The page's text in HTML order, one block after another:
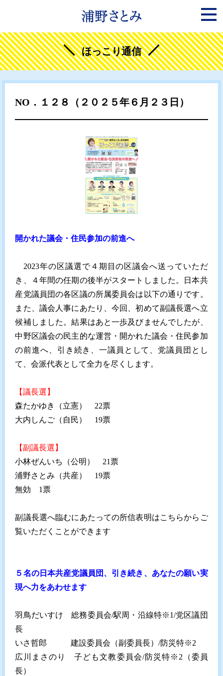
ほっこり通信
NO．１２８（２０２５年６月２３日）
開かれた議会・住民参加の前進へ
2023年の区議選で４期目の区議会へ送っていただ
き、４年間の任期の後半がスタートしました。日本共
産党議員団の各区議の所属委員会は以下の通りです。
また、議会人事にあたり、今回、初めて副議長選へ立
候補しました。結果はあと一歩及びませんでしたが、
中野区議会の民主的な運営・開かれた議会・住民参加
の前進へ、引き続き、一議員として、党議員団とし
て、会派代表として全力を尽くします。
【議長選】
森たかゆき（立憲） 22票
大内しんご（自民） 19票
【副議長選】
小林ぜんいち（公明） 21票
浦野さとみ（共産） 19票
無効 1票
副議長選へ臨むにあたっての所信表明はこちらからご
覧いただくことができます
５名の日本共産党議員団、引き続き、あなたの願い実
現へ力をあわせます
羽鳥だいすけ 総務委員会/駅周・沿線特※1/党区議団
長
いさ哲郎 建設委員会（副委員長）/防災特※2
広川まさのり 子ども文教委員会/防災特※2（委員
長）